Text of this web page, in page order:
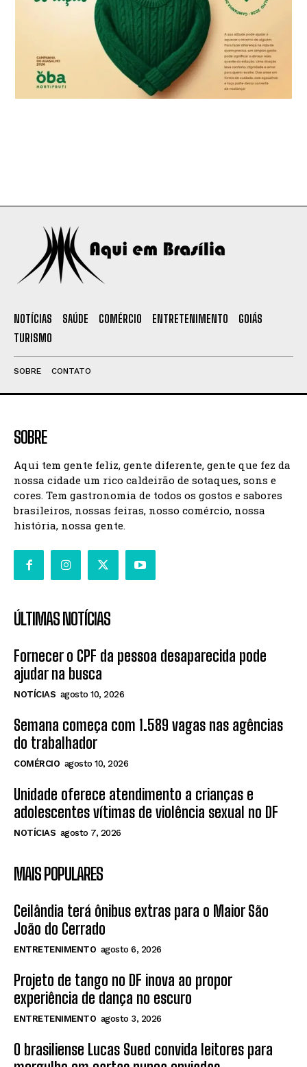
NOTÍCIAS SAÚDE COMÉRCIO ENTRETENIMENTO
GOIÁS
TURISMO
SOBRE CONTATO
SOBRE
Aqui tem gente feliz, gente diferente, gente que fez da
nossa cidade um rico caldeirão de sotaques, sons e
cores. Tem gastronomia de todos os gostos e sabores
brasileiros, nossas feiras, nosso comércio, nossa
história, nossa gente.
ÚLTIMAS NOTÍCIAS
Fornecer o CPF da pessoa desaparecida pode
ajudar na busca
NOTÍCIAS agosto 10, 2026
Semana começa com 1.589 vagas nas agências
do trabalhador
COMÉRCIO agosto 10, 2026
Unidade oferece atendimento a crianças e
adolescentes vítimas de violência sexual no DF
NOTÍCIAS agosto 7, 2026
MAIS POPULARES
Ceilândia terá ônibus extras para o Maior São
João do Cerrado
ENTRETENIMENTO agosto 6, 2026
Projeto de tango no DF inova ao propor
experiência de dança no escuro
ENTRETENIMENTO agosto 3, 2026
O brasiliense Lucas Sued convida leitores para